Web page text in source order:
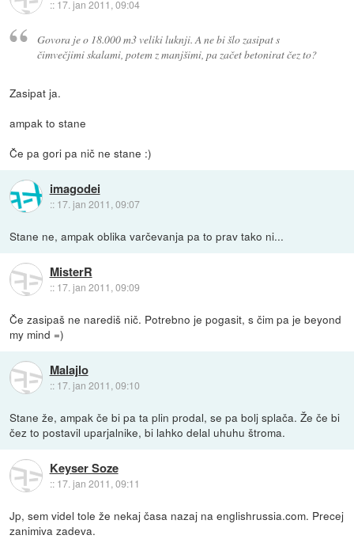
:: 17. jan 2011, 09:04
Govora je o 18.000 m3 veliki luknji. A ne bi šlo zasipat s
čimvečjimi skalami, potem z manjšimi, pa začet betonirat čez to?
Zasipat ja.
ampak to stane
Če pa gori pa nič ne stane :)
imagodei
:: 17. jan 2011, 09:07
Stane ne, ampak oblika varčevanja pa to prav tako ni...
MisterR
:: 17. jan 2011, 09:09
Če zasipaš ne narediš nič. Potrebno je pogasit, s čim pa je beyond
my mind =)
Malajlo
:: 17. jan 2011, 09:10
Stane že, ampak če bi pa ta plin prodal, se pa bolj splača. Že če bi
čez to postavil uparjalnike, bi lahko delal uhuhu štroma.
Keyser Soze
:: 17. jan 2011, 09:11
Jp, sem videl tole že nekaj časa nazaj na englishrussia.com. Precej
zanimiva zadeva.